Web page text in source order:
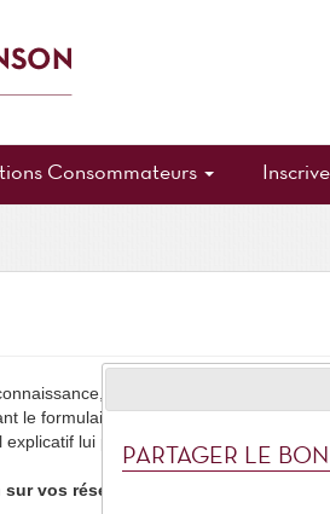
Consommateurs
quelqu'un de votre famille
le formulaire ci-dessous.
lui proposant de s'inscrire.
vos réseaux sociaux !
PARTAGER LE